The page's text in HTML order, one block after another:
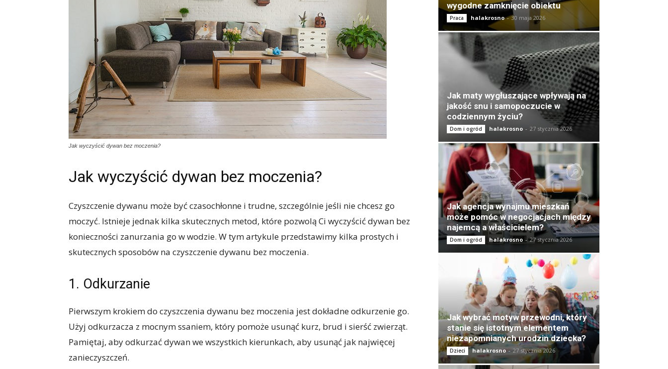
Jak wyczyścić dywan bez moczenia?
Jak wyczyścić dywan bez moczenia?
Czyszczenie dywanu może być czasochłonne i trudne, szczególnie jeśli nie chcesz go
moczyć. Istnieje jednak kilka skutecznych metod, które pozwolą Ci wyczyścić dywan bez
konieczności zanurzania go w wodzie. W tym artykule przedstawimy kilka prostych i
skutecznych sposobów na czyszczenie dywanu bez moczenia.
1. Odkurzanie
Pierwszym krokiem do czyszczenia dywanu bez moczenia jest dokładne odkurzenie go.
Użyj odkurzacza z mocnym ssaniem, który pomoże usunąć kurz, brud i sierść zwierząt.
Pamiętaj, aby odkurzać dywan we wszystkich kierunkach, aby usunąć jak najwięcej
zanieczyszczeń.
wygodne zamknięcie obiektu
Praca halakrosno - 30 maja 2026
Jak maty wygłuszające wpływają na
jakość snu i samopoczucie w
codziennym życiu?
Dom i ogród halakrosno - 27 stycznia 2026
Jak agencja wynajmu mieszkań
może pomóc w negocjacjach między
najemcą a właścicielem?
Dom i ogród halakrosno - 27 stycznia 2026
Jak wybrać motyw przewodni, który
stanie się istotnym elementem
niezapomnianych urodzin dziecka?
Dzieci halakrosno - 27 stycznia 2026